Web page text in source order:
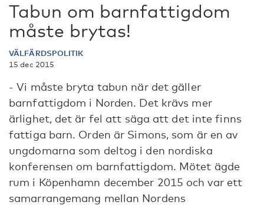
Tabun om barnfattigdom
måste brytas!
VÄLFÄRDSPOLITIK
15 dec 2015
- Vi måste bryta tabun när det gäller
barnfattigdom i Norden. Det krävs mer
ärlighet, det är fel att säga att det inte finns
fattiga barn. Orden är Simons, som är en av
ungdomarna som deltog i den nordiska
konferensen om barnfattigdom. Mötet ägde
rum i Köpenhamn december 2015 och var ett
samarrangemang mellan Nordens